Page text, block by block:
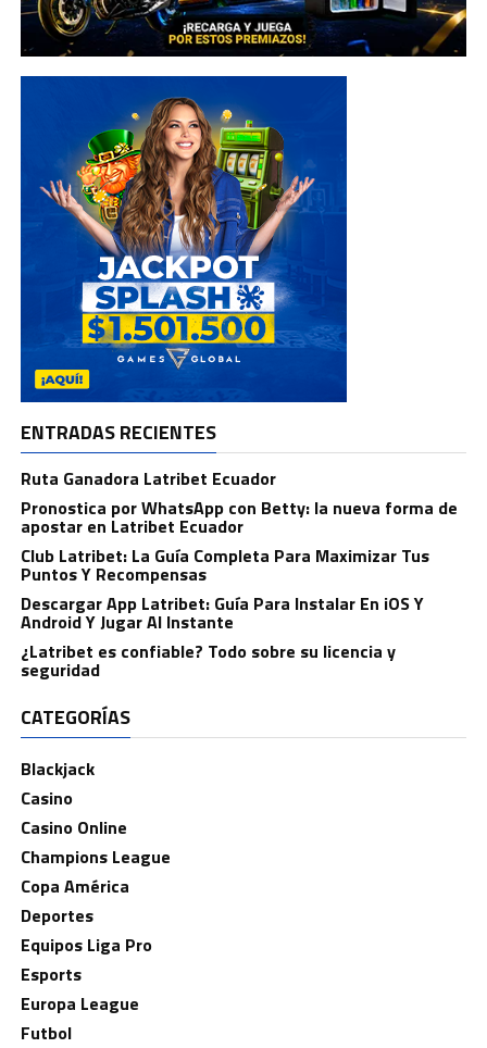
ENTRADAS RECIENTES
Ruta Ganadora Latribet Ecuador
Pronostica por WhatsApp con Betty: la nueva forma de
apostar en Latribet Ecuador
Club Latribet: La Guía Completa Para Maximizar Tus
Puntos Y Recompensas
Descargar App Latribet: Guía Para Instalar En iOS Y
Android Y Jugar Al Instante
¿Latribet es confiable? Todo sobre su licencia y
seguridad
CATEGORÍAS
Blackjack
Casino
Casino Online
Champions League
Copa América
Deportes
Equipos Liga Pro
Esports
Europa League
Futbol